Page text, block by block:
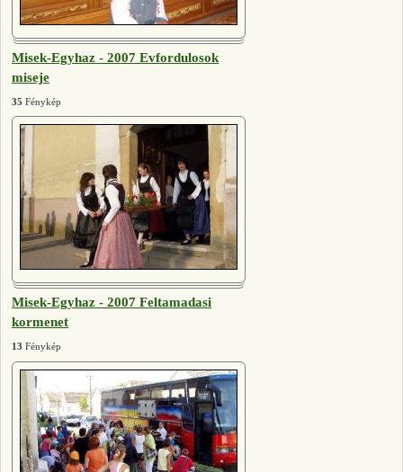
Misek-Egyhaz - 2007 Evfordulosok
miseje
35 Fénykép
Misek-Egyhaz - 2007 Feltamadasi
kormenet
13 Fénykép